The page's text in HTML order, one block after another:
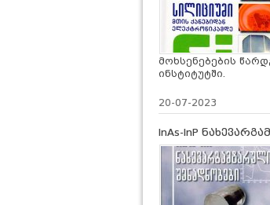
მოხსენებების
ინსტიტუტში.
20-07-2023
InAs-InP